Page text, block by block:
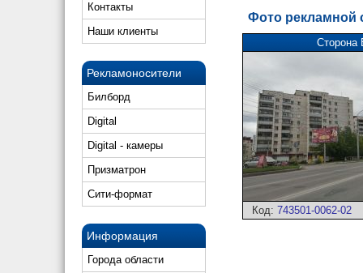
Контакты
Наши клиенты
Рекламоносители
Билборд
Digital
Digital - камеры
Призматрон
Сити-формат
Информация
Города области
Фото рекламной
Сторона
Код: 743501-0062-02